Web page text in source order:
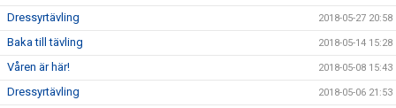
Dressyrtävling 2018-05-27 20:58
Baka till tävling 2018-05-14 15:28
Våren är här! 2018-05-08 15:43
Dressyrtävling 2018-05-06 21:53